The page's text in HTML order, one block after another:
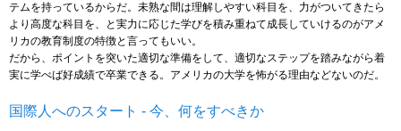
テムを持っているからだ。未熟な間は理解しやすい科目を、力がついてきたら
より高度な科目を、と実力に応じた学びを積み重ねて成長していけるのがアメ
リカの教育制度の特徴と言ってもいい。
だから、ポイントを突いた適切な準備をして、適切なステップを踏みながら着
実に学べば好成績で卒業できる。アメリカの大学を怖がる理由などないのだ。
国際人へのスタート - 今、何をすべきか